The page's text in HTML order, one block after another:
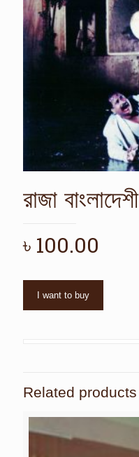
রাজা বাংলাদেশী
৳ 100.00
I want to buy
Related products